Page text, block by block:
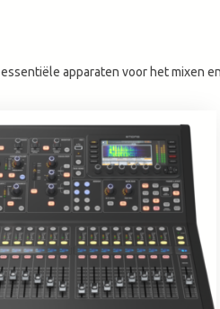
apparaten voor het mixen